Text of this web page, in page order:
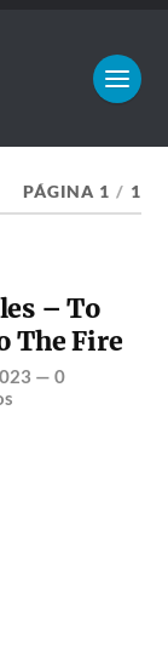
PÁGINA 1 / 1
– To
The Fire
—0